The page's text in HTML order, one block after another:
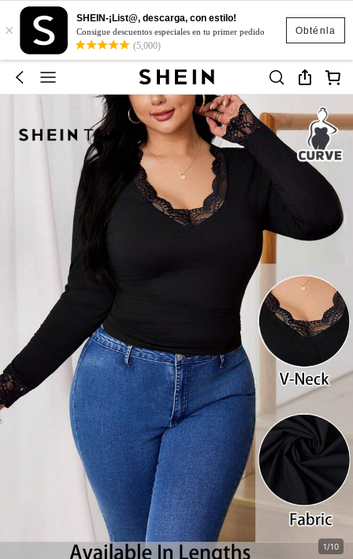
Obténla
×
SHEIN-¡List@, descarga, con estilo!
Consigue descuentos especiales en tu primer pedido
(5,000)
1/10